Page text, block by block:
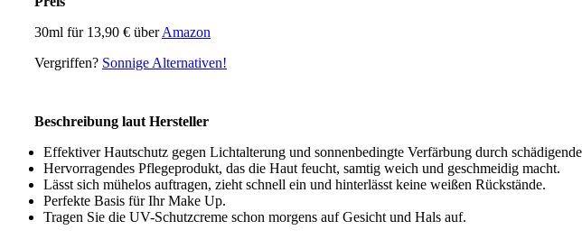
30ml für 13,90 € überAmazon
Vergriffen? Sonnige Alternativen!
Beschreibung laut Hersteller
Effektiver Hautschutz gegen Lichtalterung und sonnenbedingte Verfärbung durch
Hervorragendes Pflegeprodukt, das die Haut feucht, samtig weich und geschmeidig macht.
Lässt sich mühelos auftragen, zieht schnell ein und hinterlässt keine weißen Rückstände.
Perfekte Basis für Ihr Make Up.
Tragen Sie die UV-Schutzcreme schon morgens auf Gesicht und Hals auf.